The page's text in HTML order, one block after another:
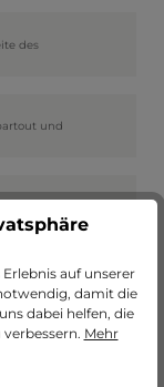
des
und
auf unserer
damit die
dabei helfen, die
Mehr